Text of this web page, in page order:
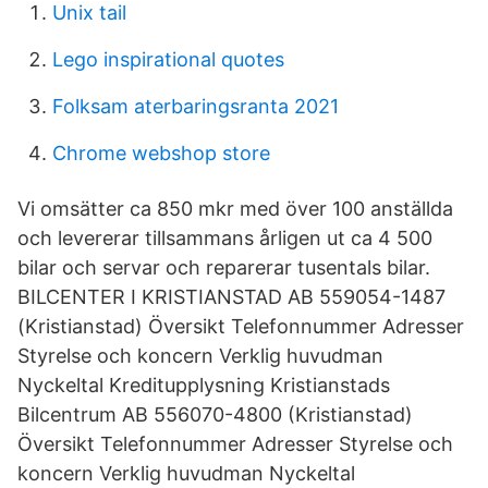
Unix tail
Lego inspirational quotes
Folksam aterbaringsranta 2021
Chrome webshop store
Vi omsätter ca 850 mkr med över 100 anställda
och levererar tillsammans årligen ut ca 4 500
bilar och servar och reparerar tusentals bilar.
BILCENTER I KRISTIANSTAD AB 559054-1487
(Kristianstad) Översikt Telefonnummer Adresser
Styrelse och koncern Verklig huvudman
Nyckeltal Kreditupplysning Kristianstads
Bilcentrum AB 556070-4800 (Kristianstad)
Översikt Telefonnummer Adresser Styrelse och
koncern Verklig huvudman Nyckeltal